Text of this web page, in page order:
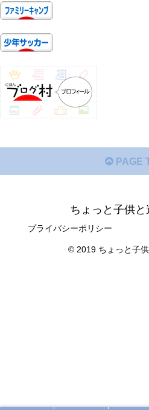
PAGE
ちょっと子供と
プライバシーポリシー
© 2019 ちょっと子